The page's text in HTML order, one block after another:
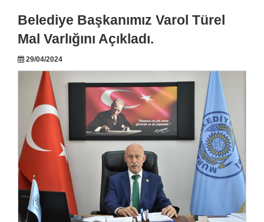
Belediye Başkanımız Varol Türel
Mal Varlığını Açıkladı.
29/04/2024